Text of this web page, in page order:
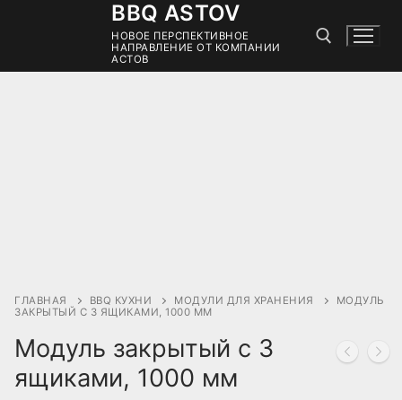
BBQ ASTOV
НОВОЕ ПЕРСПЕКТИВНОЕ
НАПРАВЛЕНИЕ ОТ КОМПАНИИ
АСТОВ
ГЛАВНАЯ BBQ КУХНИ МОДУЛИ ДЛЯ ХРАНЕНИЯ
МОДУЛЬ
ЗАКРЫТЫЙ С 3 ЯЩИКАМИ, 1000 ММ
Модуль закрытый с 3
ящиками, 1000 мм